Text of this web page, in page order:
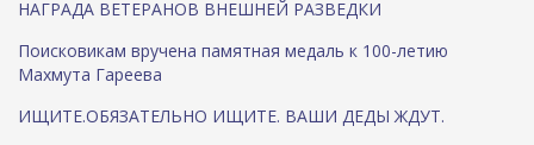
НАГРАДА ВЕТЕРАНОВ ВНЕШНЕЙ РАЗВЕДКИ
Поисковикам вручена памятная медаль к 100-летию
Махмута Гареева
ИЩИТЕ.ОБЯЗАТЕЛЬНО ИЩИТЕ. ВАШИ ДЕДЫ ЖДУТ.